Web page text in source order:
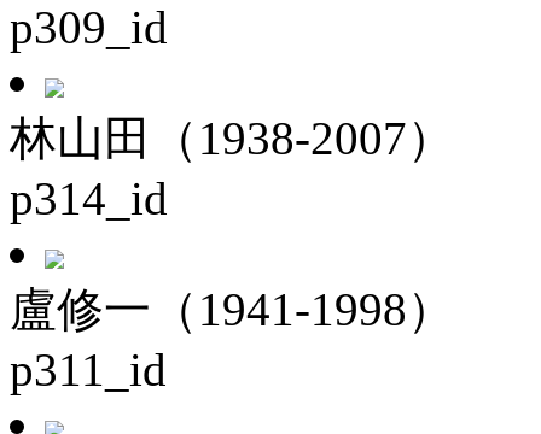
p309_id
林山田（1938-2007）
p314_id
盧修一（1941-1998）
p311_id